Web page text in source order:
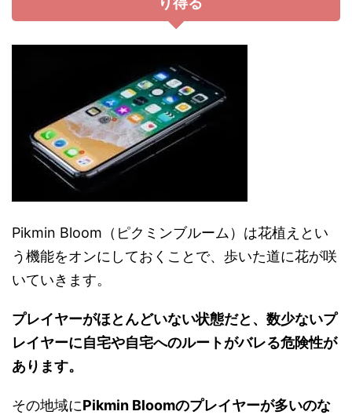
Pikmin Bloom（ピクミンブルーム）は花植えとい
う機能をオンにしておくことで、歩いた道に花が咲
いていきます。
プレイヤーがほとんどいない状態だと、数少ないプ
レイヤーに自宅や自宅へのルートがバレる危険性が
あります。
その地域にPikmin Bloomのプレイヤーが多いのな